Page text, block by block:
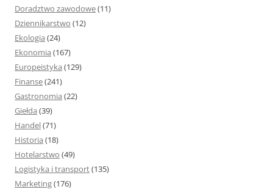
Doradztwo zawodowe(11)
Dziennikarstwo (12)
Ekologia (24)
Ekonomia (167)
Europeistyka (129)
Finanse(241)
Gastronomia (22)
Giełda (39)
Handel(71)
Historia (18)
Hotelarstwo (49)
Logistyka i transport(135)
Marketing(176)